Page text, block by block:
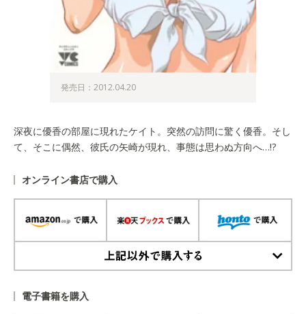
発売日：2012.04.20
深夜に優香の部屋に現れたケイト。突然の訪問に驚く優香。そし
て、そこに偶然、彼氏の矢崎が現れ、事態は思わぬ方向へ…!?
オンライン書店で購入
電子書籍を購入